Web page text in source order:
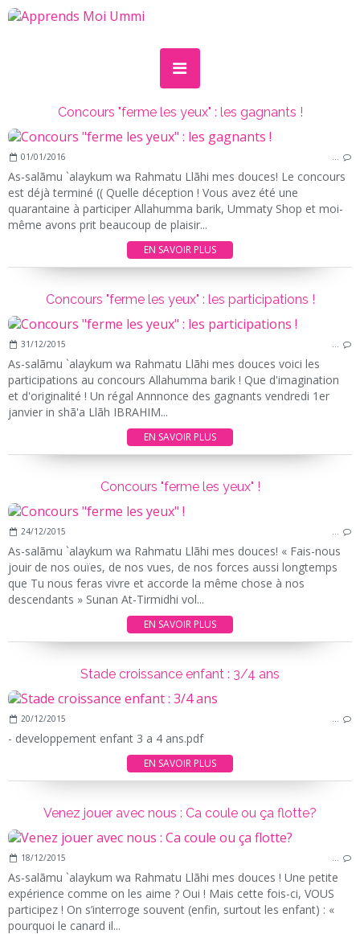
Concours "ferme les yeux" : les gagnants !
01/01/2016 …
As-salãmu `alaykum wa Rahmatu Llãhi mes douces! Le concours
est déjà terminé (( Quelle déception ! Vous avez été une
quarantaine à participer Allahumma barik, Ummaty Shop et moi-
même avons prit beaucoup de plaisir...
EN SAVOIR PLUS
Concours "ferme les yeux" : les participations !
31/12/2015 …
As-salãmu `alaykum wa Rahmatu Llãhi mes douces voici les
participations au concours Allahumma barik ! Que d'imagination
et d'originalité ! Un régal Annnonce des gagnants vendredi 1er
janvier in shã'a Llãh IBRAHIM...
EN SAVOIR PLUS
Concours "ferme les yeux" !
24/12/2015 …
As-salãmu `alaykum wa Rahmatu Llãhi mes douces! « Fais-nous
jouir de nos ouïes, de nos vues, de nos forces aussi longtemps
que Tu nous feras vivre et accorde la même chose à nos
descendants » Sunan At-Tirmidhi vol...
EN SAVOIR PLUS
Stade croissance enfant : 3/4 ans
20/12/2015 …
- developpement enfant 3 a 4 ans.pdf
EN SAVOIR PLUS
Venez jouer avec nous : Ca coule ou ça flotte?
18/12/2015 …
As-salãmu `alaykum wa Rahmatu Llãhi mes douces ! Une petite
expérience comme on les aime ? Oui ! Mais cette fois-ci, VOUS
participez ! On s’interroge souvent (enfin, surtout les enfant) : «
pourquoi le canard il...